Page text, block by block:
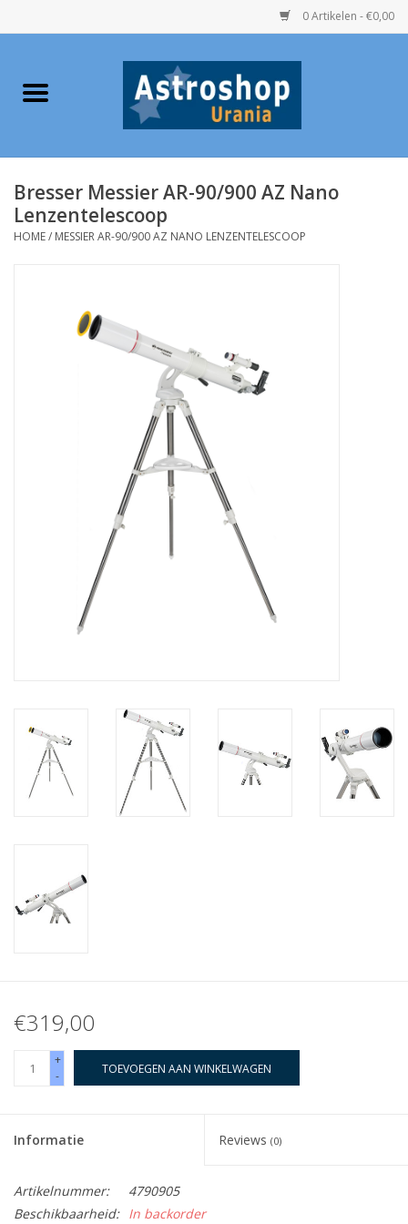
0 Artikelen - €0,00
Home
Telescopen
Accessoires
Urania / Eclipsbrillen
Monteringen
Cadeaubonnen
Merken
Bresser Messier AR-90/900 AZ Nano
Lenzentelescoop
HOME/ MESSIER AR-90/900 AZ NANO LENZENTELESCOOP
€319,00
+
-
TOEVOEGEN AAN WINKELWAGEN
Informatie Reviews (0)
Artikelnummer:
4790905
Beschikbaarheid: In backorder